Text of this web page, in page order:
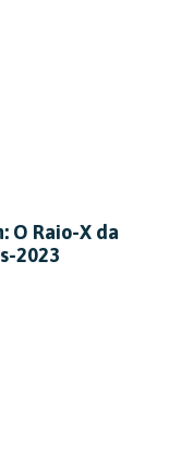
O Raio-X da
2023